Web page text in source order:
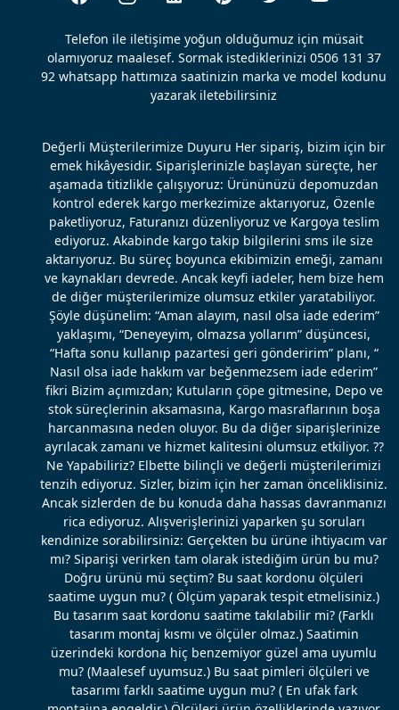
Telefon ile iletişime yoğun olduğumuz için müsait
olamıyoruz maalesef. Sormak istediklerinizi 0506 131 37
92 whatsapp hattımıza saatinizin marka ve model kodunu
yazarak iletebilirsiniz
Değerli Müşterilerimize Duyuru Her sipariş, bizim için bir
emek hikâyesidir. Siparişlerinizle başlayan süreçte, her
aşamada titizlikle çalışıyoruz: Ürününüzü depomuzdan
kontrol ederek kargo merkezimize aktarıyoruz, Özenle
paketliyoruz, Faturanızı düzenliyoruz ve Kargoya teslim
ediyoruz. Akabinde kargo takip bilgilerini sms ile size
aktarıyoruz. Bu süreç boyunca ekibimizin emeği, zamanı
ve kaynakları devrede. Ancak keyfi iadeler, hem bize hem
de diğer müşterilerimize olumsuz etkiler yaratabiliyor.
Şöyle düşünelim: “Aman alayım, nasıl olsa iade ederim”
yaklaşımı, “Deneyeyim, olmazsa yollarım” düşüncesi,
“Hafta sonu kullanıp pazartesi geri gönderirim” planı, “
Nasıl olsa iade hakkım var beğenmezsem iade ederim”
fikri Bizim açımızdan; Kutuların çöpe gitmesine, Depo ve
stok süreçlerinin aksamasına, Kargo masraflarının boşa
harcanmasına neden oluyor. Bu da diğer siparişlerinize
ayrılacak zamanı ve hizmet kalitesini olumsuz etkiliyor. ??
Ne Yapabiliriz? Elbette bilinçli ve değerli müşterilerimizi
tenzih ediyoruz. Sizler, bizim için her zaman önceliklisiniz.
Ancak sizlerden de bu konuda daha hassas davranmanızı
rica ediyoruz. Alışverişlerinizi yaparken şu soruları
kendinize sorabilirsiniz: Gerçekten bu ürüne ihtiyacım var
mı? Siparişi verirken tam olarak istediğim ürün bu mu?
Doğru ürünü mü seçtim? Bu saat kordonu ölçüleri
saatime uygun mu? ( Ölçüm yaparak tespit etmelisiniz.)
Bu tasarım saat kordonu saatime takılabilir mi? (Farklı
tasarım montaj kısmı ve ölçüler olmaz.) Saatimin
üzerindeki kordona hiç benzemiyor güzel ama uyumlu
mu? (Maalesef uyumsuz.) Bu saat pimleri ölçüleri ve
tasarımı farklı saatime uygun mu? ( En ufak fark